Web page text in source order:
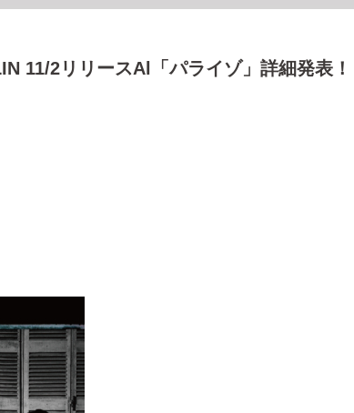
11/2リリースAl「パライゾ」詳細発表！